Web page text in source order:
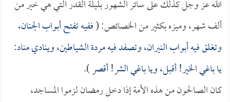
الله عز وجل كذلك على سائر الشهور بليلة القدر التي هي خير من
ألف شهر، وميزه بكثير من الخصائص: (ففيه تفتح أبواب الجنان،
وتغلق فيه أبواب النيران، وتصفد فيه مردة الشياطين، وينادي مناد:
يا باغي الخير! أقبل، ويا باغي الشر! أقصر).
كان الصالحون من هذه الأمة إذا دخل رمضان لزموا المساجد،